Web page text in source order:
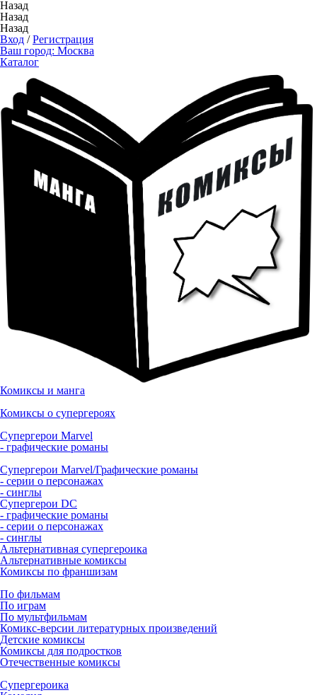
Назад
Назад
Назад
Вход /Регистрация
Ваш город: Москва
Каталог
Комиксы и манга
Комиксы о супергероях
Супергерои Marvel
- графические романы
Супергерои Marvel/Графические романы
- серии о персонажах
- синглы
Супергерои DC
- графические романы
- серии о персонажах
- синглы
Альтернативная супергероика
Альтернативные комиксы
Комиксы по франшизам
По фильмам
По играм
По мультфильмам
Комикс-версии литературных произведений
Детские комиксы
Комиксы для подростков
Отечественные комиксы
Супергероика